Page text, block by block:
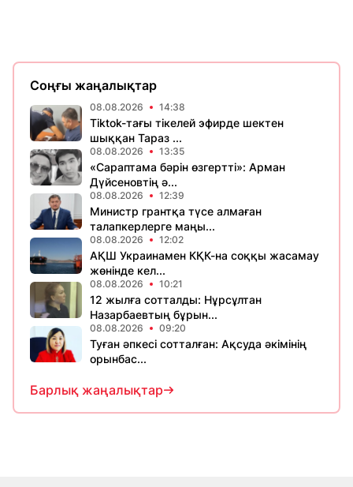
Соңғы жаңалықтар
08.08.2026 14:38
Tiktok-тағы тікелей эфирде шектен
шыққан Тараз ...
08.08.2026 13:35
«Сараптама бәрін өзгертті»: Арман
Дүйсеновтің ә...
08.08.2026 12:39
Министр грантқа түсе алмаған
талапкерлерге маңы...
08.08.2026 12:02
АҚШ Украинамен КҚК-на соққы жасамау
жөнінде кел...
08.08.2026 10:21
12 жылға сотталды: Нұрсұлтан
Назарбаевтың бұрын...
08.08.2026 09:20
Туған әпкесі сотталған: Ақсуда әкімінің
орынбас...
Барлық жаңалықтар